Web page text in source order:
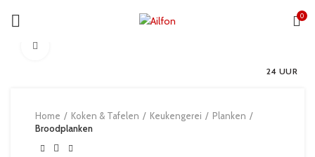
0
24 UUR
Home Koken & Tafelen Keukengerei
Planken
Broodplanken